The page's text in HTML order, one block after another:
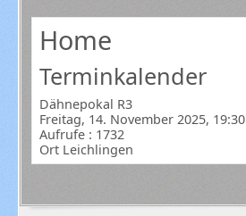
Home
Terminkalender
Dähnepokal R3
Freitag, 14. November 2025, 19:30
Aufrufe: 1732
Ort Leichlingen